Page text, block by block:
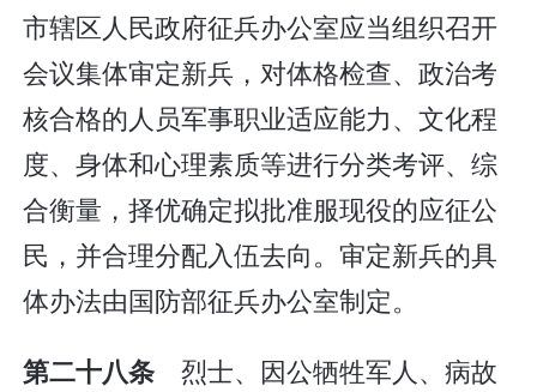
市辖区人民政府征兵办公室应当组织召开
会议集体审定新兵，对体格检查、政治考
核合格的人员军事职业适应能力、文化程
度、身体和心理素质等进行分类考评、综
合衡量，择优确定拟批准服现役的应征公
民，并合理分配入伍去向。审定新兵的具
体办法由国防部征兵办公室制定。
第二十八条 烈士、因公牺牲军人、病故